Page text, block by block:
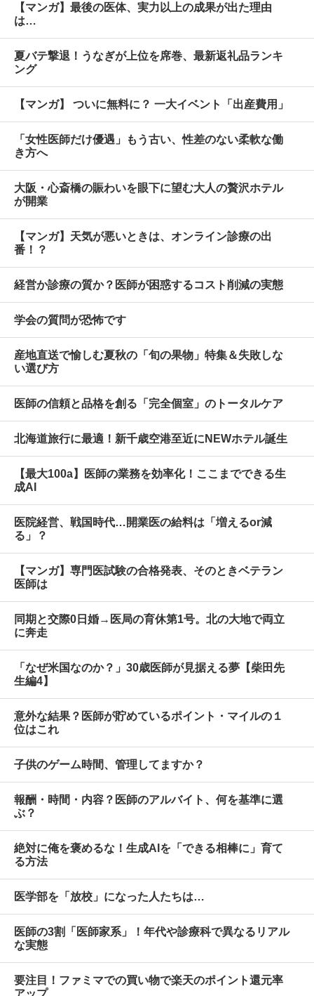
【マンガ】最後の医体、実力以上の成果が出た理由
は…
夏バテ撃退！うなぎが上位を席巻、最新返礼品ランキ
ング
【マンガ】 ついに無料に？ 一大イベント「出産費用」
「女性医師だけ優遇」もう古い、性差のない柔軟な働
き方へ
大阪・心斎橋の賑わいを眼下に望む大人の贅沢ホテル
が開業
【マンガ】天気が悪いときは、オンライン診療の出
番！？
経営か診療の質か？医師が困惑するコスト削減の実態
学会の質問が恐怖です
産地直送で愉しむ夏秋の「旬の果物」特集＆失敗しな
い選び方
医師の信頼と品格を創る「完全個室」のトータルケア
北海道旅行に最適！新千歳空港至近にNEWホテル誕生
【最大100a】医師の業務を効率化！ここまでできる生
成AI
医院経営、戦国時代…開業医の給料は「増えるor減
る」？
【マンガ】専門医試験の合格発表、そのときベテラン
医師は
同期と交際0日婚→医局の育休第1号。北の大地で両立
に奔走
「なぜ米国なのか？」30歳医師が見据える夢【柴田先
生編4】
意外な結果？医師が貯めているポイント・マイルの１
位はこれ
子供のゲーム時間、管理してますか？
報酬・時間・内容？医師のアルバイト、何を基準に選
ぶ？
絶対に俺を褒めるな！生成AIを「できる相棒に」育て
る方法
医学部を「放校」になった人たちは…
医師の3割「医師家系」！年代や診療科で異なるリアル
な実態
要注目！ファミマでの買い物で楽天のポイント還元率
アップ